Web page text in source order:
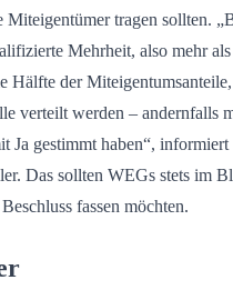
Miteigentümer tragen sollten.
Mehrheit, also mehr
Hälfte der
verteilt werden – andernfalls
Ja gestimmt haben“,
Das sollten WEGs stets im
fassen möchten.